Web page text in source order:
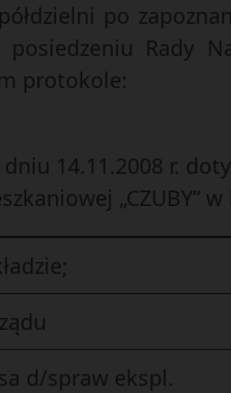
po
posiedzeniu Rady
protokole:
14.11.2008 r.
„CZUBY”
d/spraw ekspl.